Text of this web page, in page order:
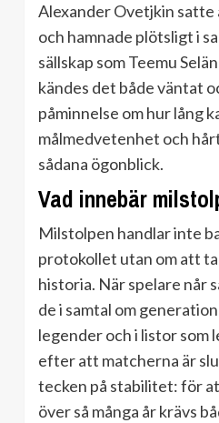
Alexander Ovetjkin satte
och hamnade plötsligt i
sällskap som Teemu
kändes det både väntat
påminnelse om hur lång
målmedvetenhet och
sådana ögonblick.
Vad innebär
Milstolpen handlar inte
protokollet utan om att
historia. När spelare når
de i samtal om
legender och i listor som
efter att matcherna är
tecken på stabilitet: för
över så många år krävs